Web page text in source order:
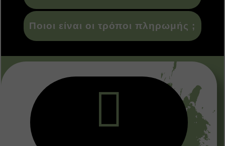
Ποιοι είναι οι τρόποι πληρωμής ;
